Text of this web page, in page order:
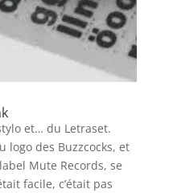
et… du Letraset.
logo des Buzzcocks, et
Mute Records, se
facile, c’était pas